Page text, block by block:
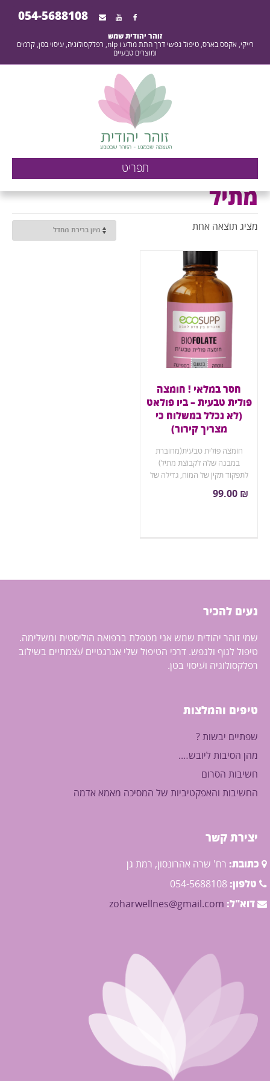
054-5688108
זוהר יהודית שמש
רייקי, אקסס בארס, טיפול נפשי דרך התת מודע ו nlp, רפלקסולוגיה, עיסוי בטן, קרמים
ומוצרים טבעיים
תפריט
ארכיון מתיל - העוצמה
שבמגע - הזוהר שבטבע -
זוהר יהודית שמש
מתיל
מציג תוצאה אחת
חסר במלאי ! חומצה
פולית טבעית – ביו פולאט
(לא נכלל במשלוח כי
מצריך קירור)
חומצה פולית טבעית(מחוברת
במבנה שלה לקבוצת מתיל)
לתפקוד תקין של המוח, גדילה של
99.00 ₪
נעים להכיר
שמי זוהר יהודית שמש אני מטפלת ברפואה הוליסטית ומשלימה.
טיפול לגוף ולנפש. דרכי הטיפול שלי אנרגטיים עצמתיים בשילוב
רפלקסולוגיה ועיסוי בטן.
טיפים והמלצות
שפתיים יבשות ?
מהן הסיבות ליובש….
חשיבות הסרום
החשיבות והאפקטיביות של המסיכה מאמא אדמה
יצירת קשר
כתובת: רח' שרה אהרונסון, רמת גן
טלפון: 054-5688108
דוא"ל: zoharwellnes@gmail.com